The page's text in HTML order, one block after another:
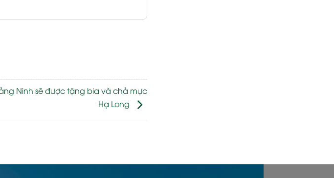
Ninh sẽ được tặng bia và chả mực
Hạ Long